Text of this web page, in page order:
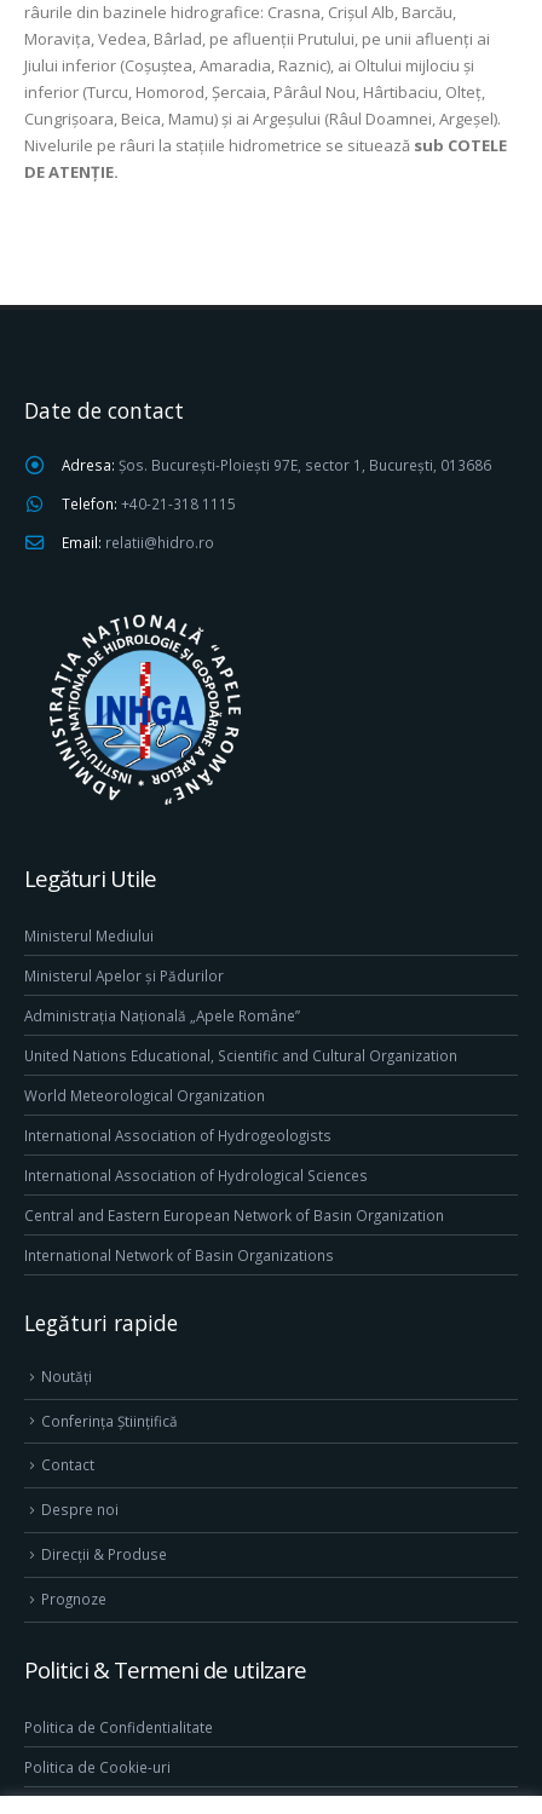
râurile din bazinele hidrografice: Crasna, Crişul Alb, Barcău,
Moraviţa, Vedea, Bârlad, pe afluenții Prutului, pe unii afluenți ai
Jiului inferior (Coșuștea, Amaradia, Raznic), ai Oltului mijlociu şi
inferior (Turcu, Homorod, Şercaia, Pârâul Nou, Hârtibaciu, Olteţ,
Cungrișoara, Beica, Mamu) şi ai Argeşului (Râul Doamnei, Argeşel).
Nivelurile pe râuri la staţiile hidrometrice se situează sub COTELE
DE ATENŢIE.
Date de contact
Adresa: Șos. București-Ploiești 97E, sector 1, București, 013686
Telefon: +40-21-318 1115
Email: relatii@hidro.ro
Legături Utile
Ministerul Mediului
Ministerul Apelor și Pădurilor
Administrația Națională „Apele Române”
United Nations Educational, Scientific and Cultural Organization
World Meteorological Organization
International Association of Hydrogeologists
International Association of Hydrological Sciences
Central and Eastern European Network of Basin Organization
International Network of Basin Organizations
Legături rapide
Noutăți
Conferința Științifică
Contact
Despre noi
Direcţii & Produse
Prognoze
Politici & Termeni de utilzare
Politica de Confidentialitate
Politica de Cookie-uri